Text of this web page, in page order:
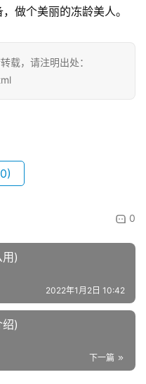
做个美丽的冻龄美人。
载，请注明出处：
0
)
2022年1月2日 10:42
)
下一篇